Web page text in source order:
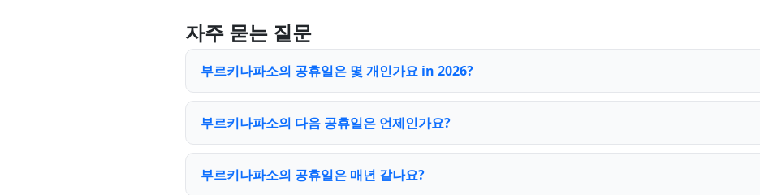
자주 묻는 질문
부르키나파소의 공휴일은 몇 개인가요 in 2026?
부르키나파소의 다음 공휴일은 언제인가요?
부르키나파소의 공휴일은 매년 같나요?